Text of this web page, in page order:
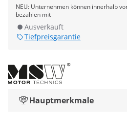
NEU: Unternehmen können innerhalb
bezahlen mit
Ausverkauft
Tiefpreisgarantie
Hauptmerkmale